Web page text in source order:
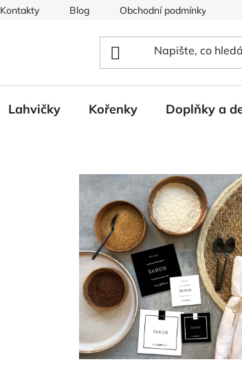
Kontakty Blog Obchodní podmínky
Lahvičky Kořenky Doplňky a